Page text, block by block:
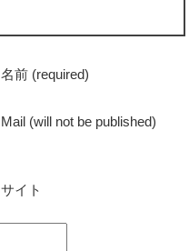
名前 (required)
Mail (will not be published)
サイト